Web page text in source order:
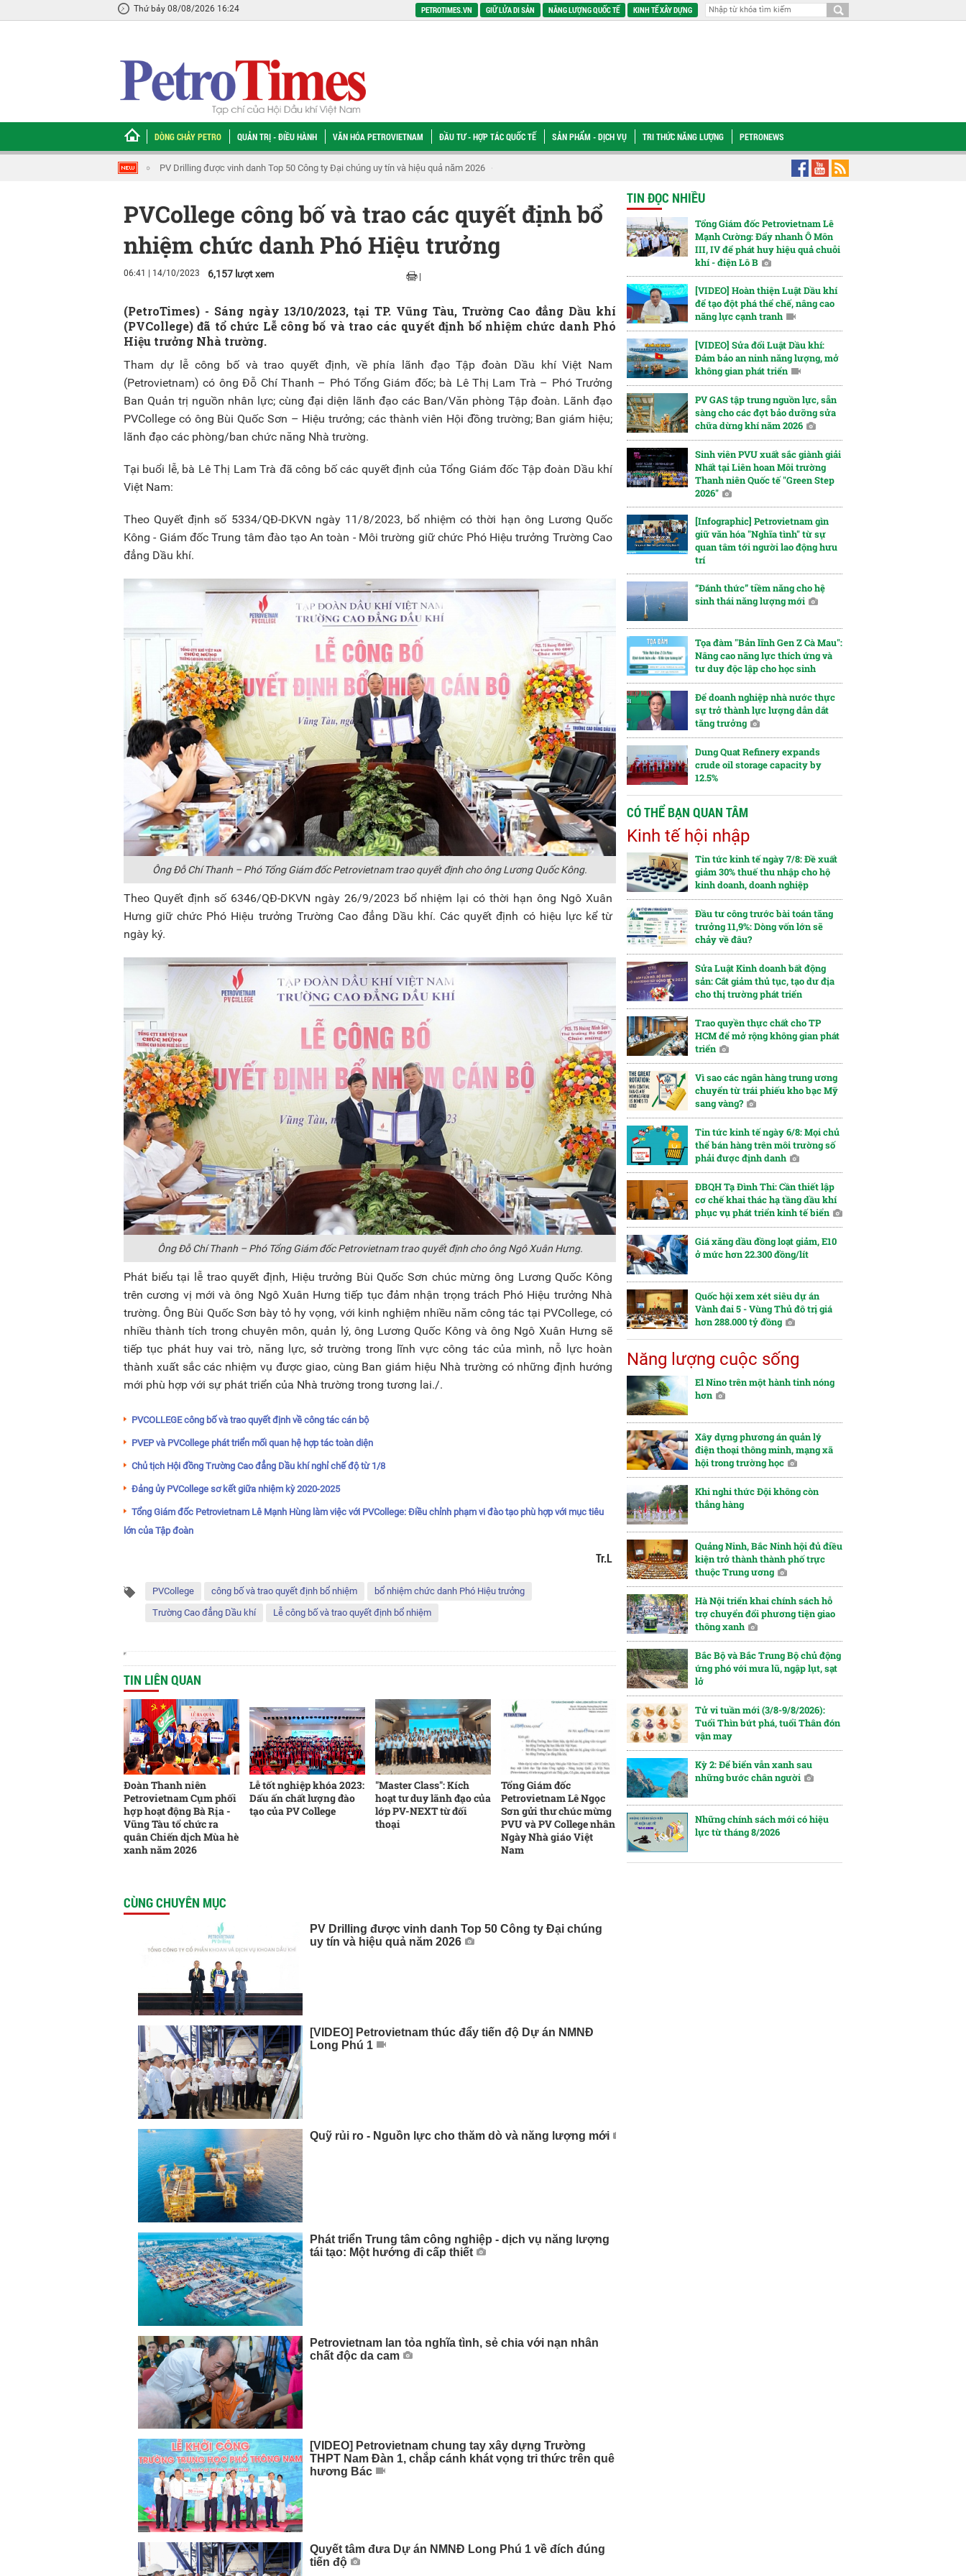
Thứ bảy 08/08/2026 16:24 PETROTIMES.VN GIỮ LỬA DI SẢN NĂNG LƯỢNG QUỐC TẾ KINH TẾ XÂY DỰNG
DÒNG CHẢY PETRO QUẢN TRỊ - ĐIỀU HÀNH VĂN HÓA PETROVIETNAM ĐẦU TƯ - HỢP TÁC QUỐC TẾ SẢN PHẨM - DỊCH VỤ TRI THỨC NĂNG LƯỢNG PETRONEWS
uy tín và hiệu quả năm 2026 [VIDEO] Petrovietnam thúc đẩy tiến độ Dự án NMNĐ Long Phú 1 Quỹ rủi ro - Nguồn lực cho thăm dò và năng lượng mới Phát triển Trung tâm công nghiệp - dịch vụ năng lượng tái tạo: Một
PVCollege công bố và trao các quyết định bổ
nhiệm chức danh Phó Hiệu trưởng
06:41 | 14/10/2023 6,157 lượt xem |
(PetroTimes) - Sáng ngày 13/10/2023, tại TP. Vũng Tàu, Trường Cao đẳng Dầu khí
(PVCollege) đã tổ chức Lễ công bố và trao các quyết định bổ nhiệm chức danh Phó
Hiệu trưởng Nhà trường.
Tham dự lễ công bố và trao quyết định, về phía lãnh đạo Tập đoàn Dầu khí Việt Nam
(Petrovietnam) có ông Đỗ Chí Thanh – Phó Tổng Giám đốc; bà Lê Thị Lam Trà – Phó Trưởng
Ban Quản trị nguồn nhân lực; cùng đại diện lãnh đạo các Ban/Văn phòng Tập đoàn. Lãnh đạo
PVCollege có ông Bùi Quốc Sơn – Hiệu trưởng; các thành viên Hội đồng trường; Ban giám hiệu;
lãnh đạo các phòng/ban chức năng Nhà trường.
Tại buổi lễ, bà Lê Thị Lam Trà đã công bố các quyết định của Tổng Giám đốc Tập đoàn Dầu khí
Việt Nam:
Theo Quyết định số 5334/QĐ-DKVN ngày 11/8/2023, bổ nhiệm có thời hạn ông Lương Quốc
Kông - Giám đốc Trung tâm đào tạo An toàn - Môi trường giữ chức Phó Hiệu trưởng Trường Cao
đẳng Dầu khí.
Ông Đỗ Chí Thanh – Phó Tổng Giám đốc Petrovietnam trao quyết định cho ông Lương Quốc Kông.
Theo Quyết định số 6346/QĐ-DKVN ngày 26/9/2023 bổ nhiệm lại có thời hạn ông Ngô Xuân
Hưng giữ chức Phó Hiệu trưởng Trường Cao đẳng Dầu khí. Các quyết định có hiệu lực kể từ
ngày ký.
Ông Đỗ Chí Thanh – Phó Tổng Giám đốc Petrovietnam trao quyết định cho ông Ngô Xuân Hưng.
Phát biểu tại lễ trao quyết định, Hiệu trưởng Bùi Quốc Sơn chúc mừng ông Lương Quốc Kông
trên cương vị mới và ông Ngô Xuân Hưng tiếp tục đảm nhận trọng trách Phó Hiệu trưởng Nhà
trường. Ông Bùi Quốc Sơn bày tỏ hy vọng, với kinh nghiệm nhiều năm công tác tại PVCollege, có
nhiều thành tích trong chuyên môn, quản lý, ông Lương Quốc Kông và ông Ngô Xuân Hưng sẽ
tiếp tục phát huy vai trò, năng lực, sở trường trong lĩnh vực công tác của mình, nỗ lực hoàn
thành xuất sắc các nhiệm vụ được giao, cùng Ban giám hiệu Nhà trường có những định hướng
mới phù hợp với sự phát triển của Nhà trường trong tương lai./.
PVCOLLEGE công bố và trao quyết định về công tác cán bộ
PVEP và PVCollege phát triển mối quan hệ hợp tác toàn diện
Chủ tịch Hội đồng Trường Cao đẳng Dầu khí nghỉ chế độ từ 1/8
Đảng ủy PVCollege sơ kết giữa nhiệm kỳ 2020-2025
Tổng Giám đốc Petrovietnam Lê Mạnh Hùng làm việc với PVCollege: Điều chỉnh phạm vi đào tạo phù hợp với mục tiêu
lớn của Tập đoàn
Tr.L
PVCollege công bố và trao quyết định bổ nhiệm
bổ nhiệm chức danh Phó Hiệu trưởng
Trường Cao đẳng Dầu khí
Lễ công bố và trao quyết định bổ nhiệm
TIN LIÊN QUAN
Đoàn Thanh niên
Petrovietnam Cụm phối
hợp hoạt động Bà Rịa -
Vũng Tàu tổ chức ra
quân Chiến dịch Mùa hè
xanh năm 2026
Lễ tốt nghiệp khóa 2023:
Dấu ấn chất lượng đào
tạo của PV College
"Master Class": Kích
hoạt tư duy lãnh đạo của
lớp PV-NEXT từ đối
thoại
Tổng Giám đốc
Petrovietnam Lê Ngọc
Sơn gửi thư chúc mừng
PVU và PV College nhân
Ngày Nhà giáo Việt
Nam
CÙNG CHUYÊN MỤC
PV Drilling được vinh danh Top 50 Công ty Đại chúng
uy tín và hiệu quả năm 2026
[VIDEO] Petrovietnam thúc đẩy tiến độ Dự án NMNĐ
Long Phú 1
Quỹ rủi ro - Nguồn lực cho thăm dò và năng lượng mới
Phát triển Trung tâm công nghiệp - dịch vụ năng lượng
tái tạo: Một hướng đi cấp thiết
Petrovietnam lan tỏa nghĩa tình, sẻ chia với nạn nhân
chất độc da cam
[VIDEO] Petrovietnam chung tay xây dựng Trường
THPT Nam Đàn 1, chắp cánh khát vọng tri thức trên quê
hương Bác
Quyết tâm đưa Dự án NMNĐ Long Phú 1 về đích đúng
tiến độ
TIN ĐỌC NHIỀU
Tổng Giám đốc Petrovietnam Lê
Mạnh Cường: Đẩy nhanh Ô Môn
III, IV để phát huy hiệu quả chuỗi
khí - điện Lô B
[VIDEO] Hoàn thiện Luật Dầu khí
để tạo đột phá thể chế, nâng cao
năng lực cạnh tranh
[VIDEO] Sửa đổi Luật Dầu khí:
Đảm bảo an ninh năng lượng, mở
không gian phát triển
PV GAS tập trung nguồn lực, sẵn
sàng cho các đợt bảo dưỡng sửa
chữa dừng khí năm 2026
Sinh viên PVU xuất sắc giành giải
Nhất tại Liên hoan Môi trường
Thanh niên Quốc tế "Green Step
2026"
[Infographic] Petrovietnam gìn
giữ văn hóa "Nghĩa tình" từ sự
quan tâm tới người lao động hưu
trí
“Đánh thức” tiềm năng cho hệ
sinh thái năng lượng mới
Tọa đàm "Bản lĩnh Gen Z Cà Mau":
Nâng cao năng lực thích ứng và
tư duy độc lập cho học sinh
Để doanh nghiệp nhà nước thực
sự trở thành lực lượng dẫn dắt
tăng trưởng
Dung Quat Refinery expands
crude oil storage capacity by
12.5%
CÓ THỂ BẠN QUAN TÂM
Kinh tế hội nhập
Tin tức kinh tế ngày 7/8: Đề xuất
giảm 30% thuế thu nhập cho hộ
kinh doanh, doanh nghiệp
Đầu tư công trước bài toán tăng
trưởng 11,9%: Dòng vốn lớn sẽ
chảy về đâu?
Sửa Luật Kinh doanh bất động
sản: Cắt giảm thủ tục, tạo dư địa
cho thị trường phát triển
Trao quyền thực chất cho TP
HCM để mở rộng không gian phát
triển
Vì sao các ngân hàng trung ương
chuyển từ trái phiếu kho bạc Mỹ
sang vàng?
Tin tức kinh tế ngày 6/8: Mọi chủ
thể bán hàng trên môi trường số
phải được định danh
ĐBQH Tạ Đình Thi: Cần thiết lập
cơ chế khai thác hạ tầng dầu khí
phục vụ phát triển kinh tế biển
Giá xăng dầu đồng loạt giảm, E10
ở mức hơn 22.300 đồng/lít
Quốc hội xem xét siêu dự án
Vành đai 5 - Vùng Thủ đô trị giá
hơn 288.000 tỷ đồng
Năng lượng cuộc sống
El Nino trên một hành tinh nóng
hơn
Xây dựng phương án quản lý
điện thoại thông minh, mạng xã
hội trong trường học
Khi nghi thức Đội không còn
thẳng hàng
Quảng Ninh, Bắc Ninh hội đủ điều
kiện trở thành thành phố trực
thuộc Trung ương
Hà Nội triển khai chính sách hỗ
trợ chuyển đổi phương tiện giao
thông xanh
Bắc Bộ và Bắc Trung Bộ chủ động
ứng phó với mưa lũ, ngập lụt, sạt
lở
Tử vi tuần mới (3/8-9/8/2026):
Tuổi Thìn bứt phá, tuổi Thân đón
vận may
Kỳ 2: Để biển vẫn xanh sau
những bước chân người
Những chính sách mới có hiệu
lực từ tháng 8/2026